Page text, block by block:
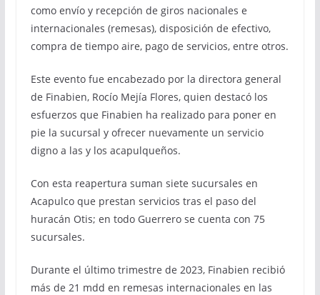
como envío y recepción de giros nacionales e
internacionales (remesas), disposición de efectivo,
compra de tiempo aire, pago de servicios, entre otros.
Este evento fue encabezado por la directora general
de Finabien, Rocío Mejía Flores, quien destacó los
esfuerzos que Finabien ha realizado para poner en
pie la sucursal y ofrecer nuevamente un servicio
digno a las y los acapulqueños.
Con esta reapertura suman siete sucursales en
Acapulco que prestan servicios tras el paso del
huracán Otis; en todo Guerrero se cuenta con 75
sucursales.
Durante el último trimestre de 2023, Finabien recibió
más de 21 mdd en remesas internacionales en las